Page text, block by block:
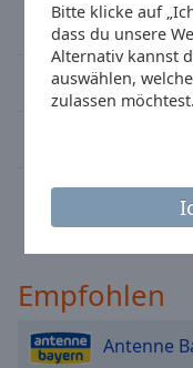
Bitte klicke auf
dass du unsere
Alternativ kannst
auswählen,
zulassen möchtest.
Opacity
Caption
Opacity
Font
Best of
Rockland
Antenne
The
Empfohlen
Antenne